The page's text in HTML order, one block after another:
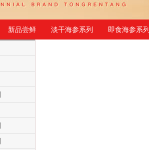
新品尝鲜 淡干海参系列 即食海参系列